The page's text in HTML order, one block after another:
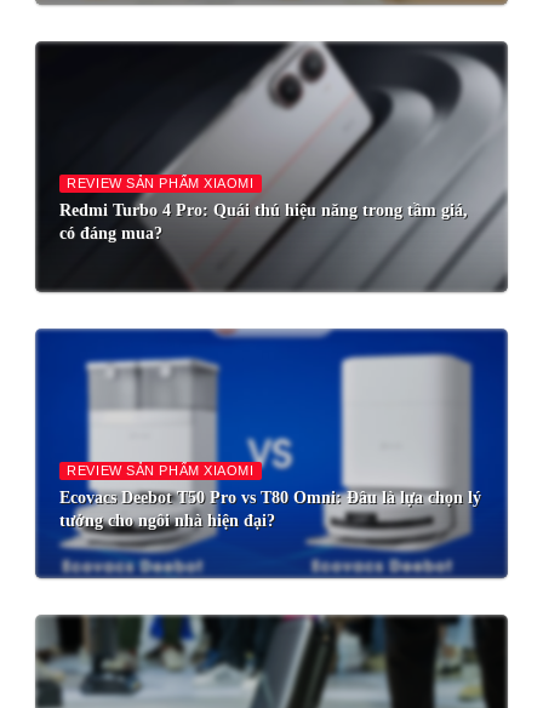
REVIEW SẢN PHẨM XIAOMI
Redmi Turbo 4 Pro: Quái thú hiệu năng trong tầm giá,
có đáng mua?
REVIEW SẢN PHẨM XIAOMI
Ecovacs Deebot T50 Pro vs T80 Omni: Đâu là lựa chọn lý
tưởng cho ngôi nhà hiện đại?